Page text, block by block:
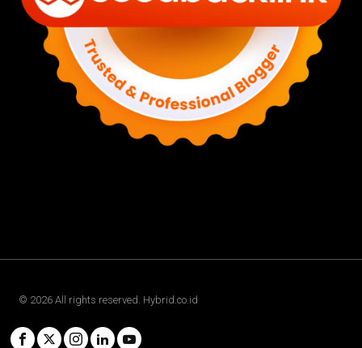
© 2026 All rights reserved. Hybrid.co.id